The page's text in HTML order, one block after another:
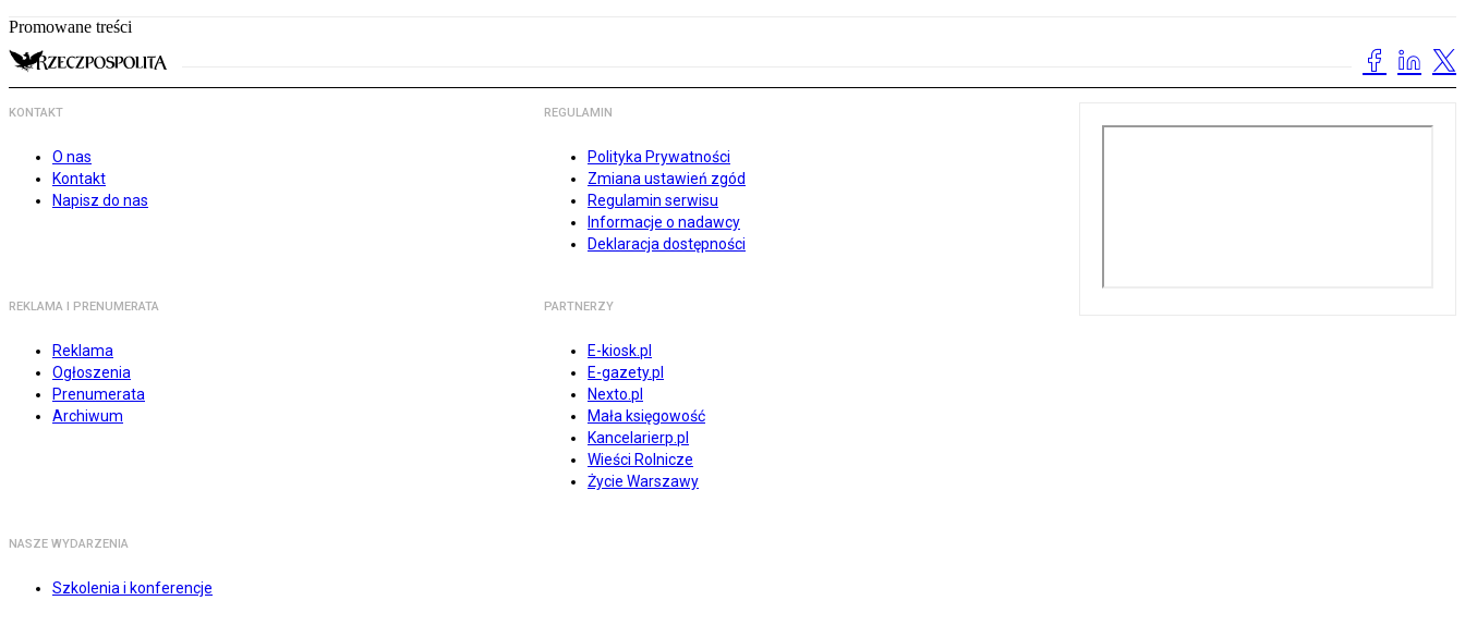
Promowane treści
KONTAKT
O nas
Kontakt
Napisz do nas
REGULAMIN
Polityka Prywatności
Zmiana ustawień zgód
Regulamin serwisu
Informacje o nadawcy
Deklaracja dostępności
REKLAMA I PRENUMERATA
Reklama
Ogłoszenia
Prenumerata
Archiwum
PARTNERZY
E-kiosk.pl
E-gazety.pl
Nexto.pl
Mała księgowość
Kancelarierp.pl
Wieści Rolnicze
Życie Warszawy
NASZE WYDARZENIA
Szkolenia i konferencje